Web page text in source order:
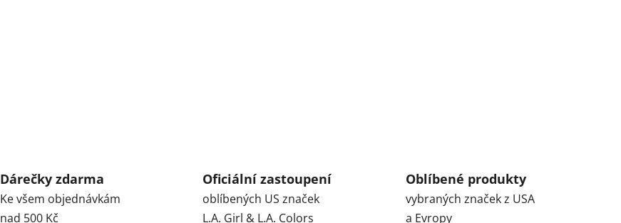
Dárečky zdarma
Ke všem objednávkám
nad 500 Kč
Oficiální zastoupení
oblíbených US značek
L.A. Girl & L.A. Colors
Oblíbené produkty
vybraných značek z USA
a Evropy